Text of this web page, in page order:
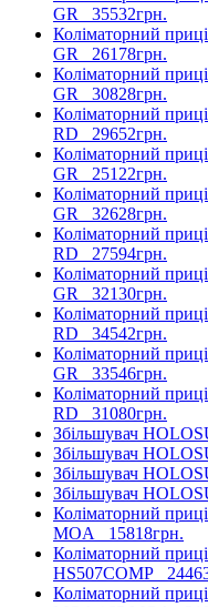
GR 35532грн.
Коліматорний
GR 26178грн.
Коліматорний
GR 30828грн.
Коліматорний
RD 29652грн.
Коліматорний
GR 25122грн.
Коліматорний
GR 32628грн.
Коліматорний
RD 27594грн.
Коліматорний
GR 32130грн.
Коліматорний
RD 34542грн.
Коліматорний
GR 33546грн.
Коліматорний
RD 31080грн.
Збільшувач
Збільшувач
Збільшувач
Збільшувач
Коліматорний
MOA 15818грн.
Коліматорний
HS507COMP
Коліматорний